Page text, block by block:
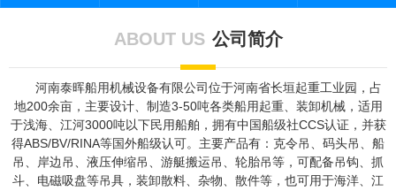
ABOUT US 公司简介
河南泰晖船用机械设备有限公司位于河南省长垣起重工业园，占
地200余亩，主要设计、制造3-50吨各类船用起重、装卸机械，适用
于浅海、江河3000吨以下民用船舶，拥有中国船级社CCS认证，并获
得ABS/BV/RINA等国外船级认可。主要产品有：克令吊、码头吊、船
吊、岸边吊、液压伸缩吊、游艇搬运吊、轮胎吊等，可配备吊钩、抓
斗、电磁吸盘等吊具，装卸散料、杂物、散件等，也可用于海洋、江